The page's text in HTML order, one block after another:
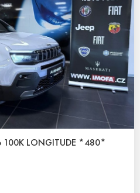
100K LONGITUDE *480*